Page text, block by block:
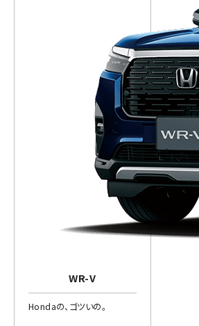
WR-V
Hondaの、ゴツいの。